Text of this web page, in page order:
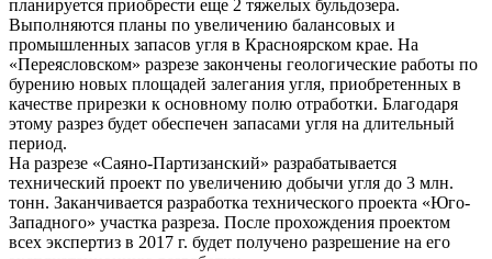
планируется приобрести еще 2 тяжелых бульдозера.
Выполняются планы по увеличению балансовых и
промышленных запасов угля в Красноярском крае. На
«Переясловском» разрезе закончены геологические работы по
бурению новых площадей залегания угля, приобретенных в
качестве прирезки к основному полю отработки. Благодаря
этому разрез будет обеспечен запасами угля на длительный
период.
На разрезе «Саяно-Партизанский» разрабатывается
технический проект по увеличению добычи угля до 3 млн.
тонн. Заканчивается разработка технического проекта «Юго-
Западного» участка разреза. После прохождения проектом
всех экспертиз в 2017 г. будет получено разрешение на его